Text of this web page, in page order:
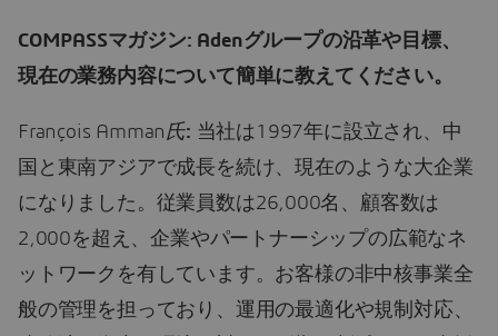
COMPASSマガジン: Adenグループの沿革や目標、
現在の業務内容について簡単に教えてください。
François Amman氏: 当社は1997年に設立され、中
国と東南アジアで成長を続け、現在のような大企業
になりました。従業員数は26,000名、顧客数は
2,000を超え、企業やパートナーシップの広範なネ
ットワークを有しています。お客様の非中核事業全
般の管理を担っており、運用の最適化や規制対応、